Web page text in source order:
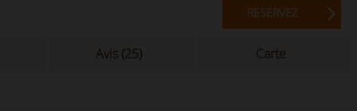
RESERVEZ
Avis (25) Carte